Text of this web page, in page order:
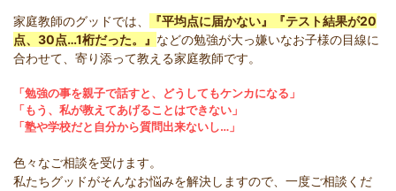
家庭教師のグッドでは、
『平均点に届かない』『テスト結果が20
点、30点…1桁だった。』 などの勉強が大っ嫌いなお子様の目線に
合わせて、寄り添って教える家庭教師です。
「勉強の事を親子で話すと、どうしてもケンカになる」
「もう、私が教えてあげることはできない」
「塾や学校だと自分から質問出来ないし…」
色々なご相談を受けます。
私たちグッドがそんなお悩みを解決しますので、一度ご相談くだ